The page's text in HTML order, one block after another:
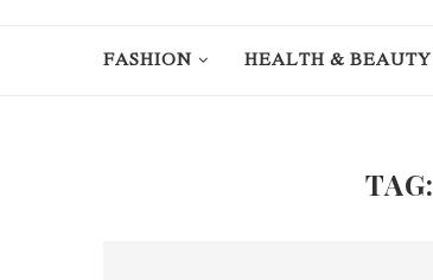
FASHION HEALTH & BEAUTY
TAG: